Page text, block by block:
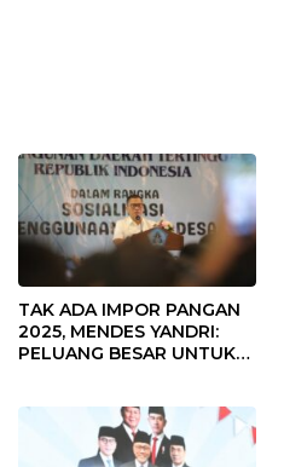
TAK ADA IMPOR PANGAN
2025, MENDES YANDRI:
PELUANG BESAR UNTUK